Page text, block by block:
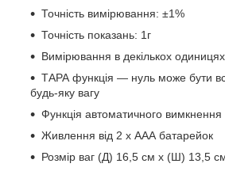
Точність вимірювання: ±1%
Точність показань: 1г
Вимірювання в декількох
ТАРА функція — нуль може бути
будь-яку вагу
Функція автоматичного вимкнення
Живлення від 2 х AAА батарейок
Розмір ваг (Д) 16,5 см х (Ш) 13,5